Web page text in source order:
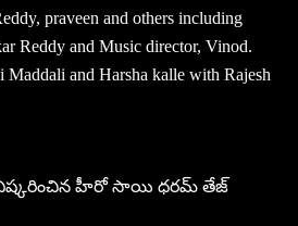
praveen and others including
Reddy and Music director, Vinod.
Maddali and Harsha kalle with Rajesh
హీరో సాయి ధరమ్ తేజ్